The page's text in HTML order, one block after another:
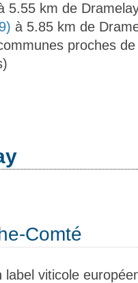
5.55 km de
à 5.85 km de
proches
Comté
viticole